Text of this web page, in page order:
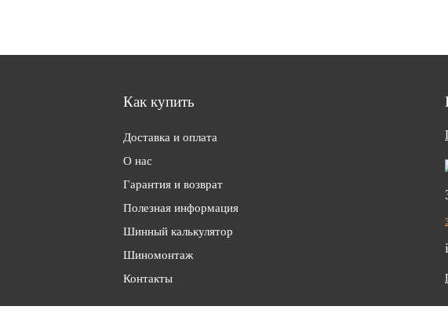
Как купить
Доставка и оплата
О нас
Гарантия и возврат
Полезная информация
Шинный калькулятор
Шиномонтаж
Контакты